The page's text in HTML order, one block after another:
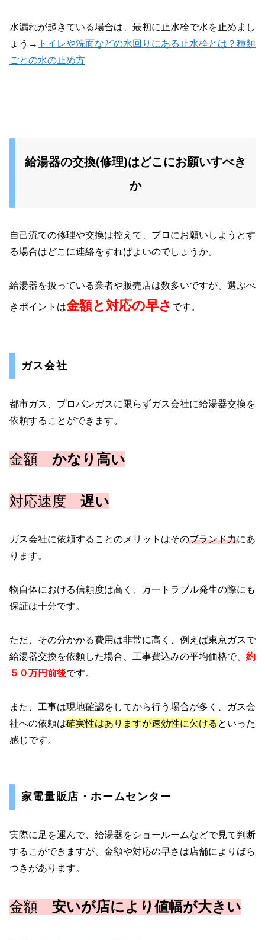
水漏れが起きている場合は、最初に止水栓で水を止めまし
ょう→ トイレや洗面などの水回りにある止水栓とは？種類
ごとの水の止め方
給湯器の交換(修理)はどこにお願いすべき
か
自己流での修理や交換は控えて、プロにお願いしようとす
る場合はどこに連絡をすればよいのでしょうか。
給湯器を扱っている業者や販売店は数多いですが、選ぶべ
きポイントは金額と対応の早さ です。
ガス会社
都市ガス、プロパンガスに限らずガス会社に給湯器交換を
依頼することができます。
金額 かなり高い
対応速度 遅い
ガス会社に依頼することのメリットはそのブランド力にあ
ります。
物自体における信頼度は高く、万一トラブル発生の際にも
保証は十分です。
ただ、その分かかる費用は非常に高く、例えば東京ガスで
給湯器交換を依頼した場合、工事費込みの平均価格で、 約
５０万円前後です。
また、工事は現地確認をしてから行う場合が多く、ガス会
社への依頼は確実性はありますが速効性に欠ける といった
感じです。
家電量販店・ホームセンター
実際に足を運んで、給湯器をショールームなどで見て判断
するこができますが、金額や対応の早さは店舗によりばら
つきがあります。
金額 安いが店により値幅が大きい